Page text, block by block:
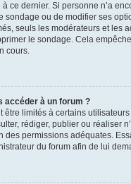
ce dernier. Si personne n’a
sondage ou de modifier ses
seuls les modérateurs et les
le sondage. Cela
cours.
accéder à un forum ?
être limités à certains
rédiger, publier ou réaliser
des permissions adéquates.
du forum afin de lui